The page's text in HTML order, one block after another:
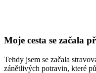
Moje cesta se začala
Tehdy jsem se začala
zánětlivých potravin, které